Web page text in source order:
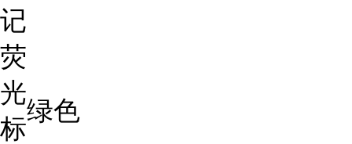
记
荧
光
标
绿色